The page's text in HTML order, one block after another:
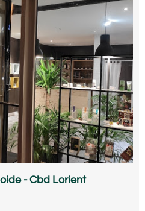
- Cbd Lorient